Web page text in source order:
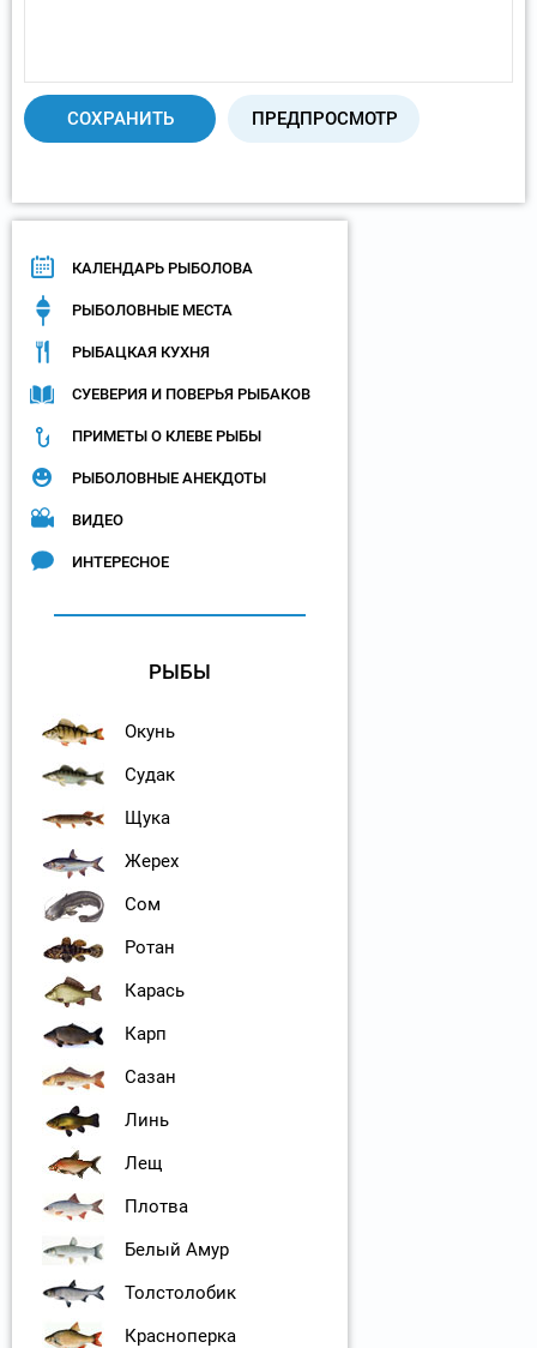
КАЛЕНДАРЬ РЫБОЛОВА
РЫБОЛОВНЫЕ МЕСТА
РЫБАЦКАЯ КУХНЯ
СУЕВЕРИЯ И ПОВЕРЬЯ РЫБАКОВ
ПРИМЕТЫ О КЛЕВЕ РЫБЫ
РЫБОЛОВНЫЕ АНЕКДОТЫ
ВИДЕО
ИНТЕРЕСНОЕ
РЫБЫ
Окунь
Судак
Щука
Жерех
Сом
Ротан
Карась
Карп
Сазан
Линь
Лещ
Плотва
Белый Амур
Толстолобик
Красноперка